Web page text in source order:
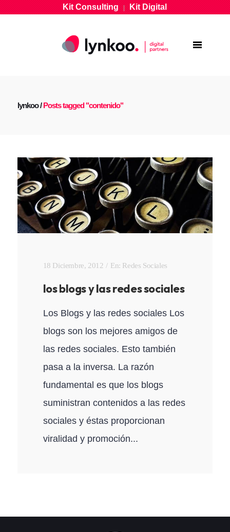
Kit Consulting|Kit Digital
lynkoo/Posts tagged "contenido"
18 Diciembre, 2012 En: Redes Sociales
los blogs y las redes sociales
Los Blogs y las redes sociales Los
blogs son los mejores amigos de
las redes sociales. Esto también
pasa a la inversa. La razón
fundamental es que los blogs
suministran contenidos a las redes
sociales y éstas proporcionan
viralidad y promoción...